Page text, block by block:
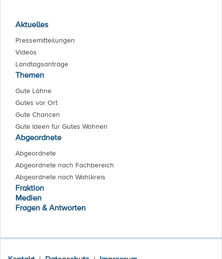
Aktuelles
Pressemitteilungen
Videos
Landtagsanträge
Themen
Gute Löhne
Gutes vor Ort
Gute Chancen
Gute Ideen für Gutes Wohnen
Abgeordnete
Abgeordnete
Abgeordnete nach Fachbereich
Abgeordnete nach Wahlkreis
Fraktion
Medien
Fragen & Antworten